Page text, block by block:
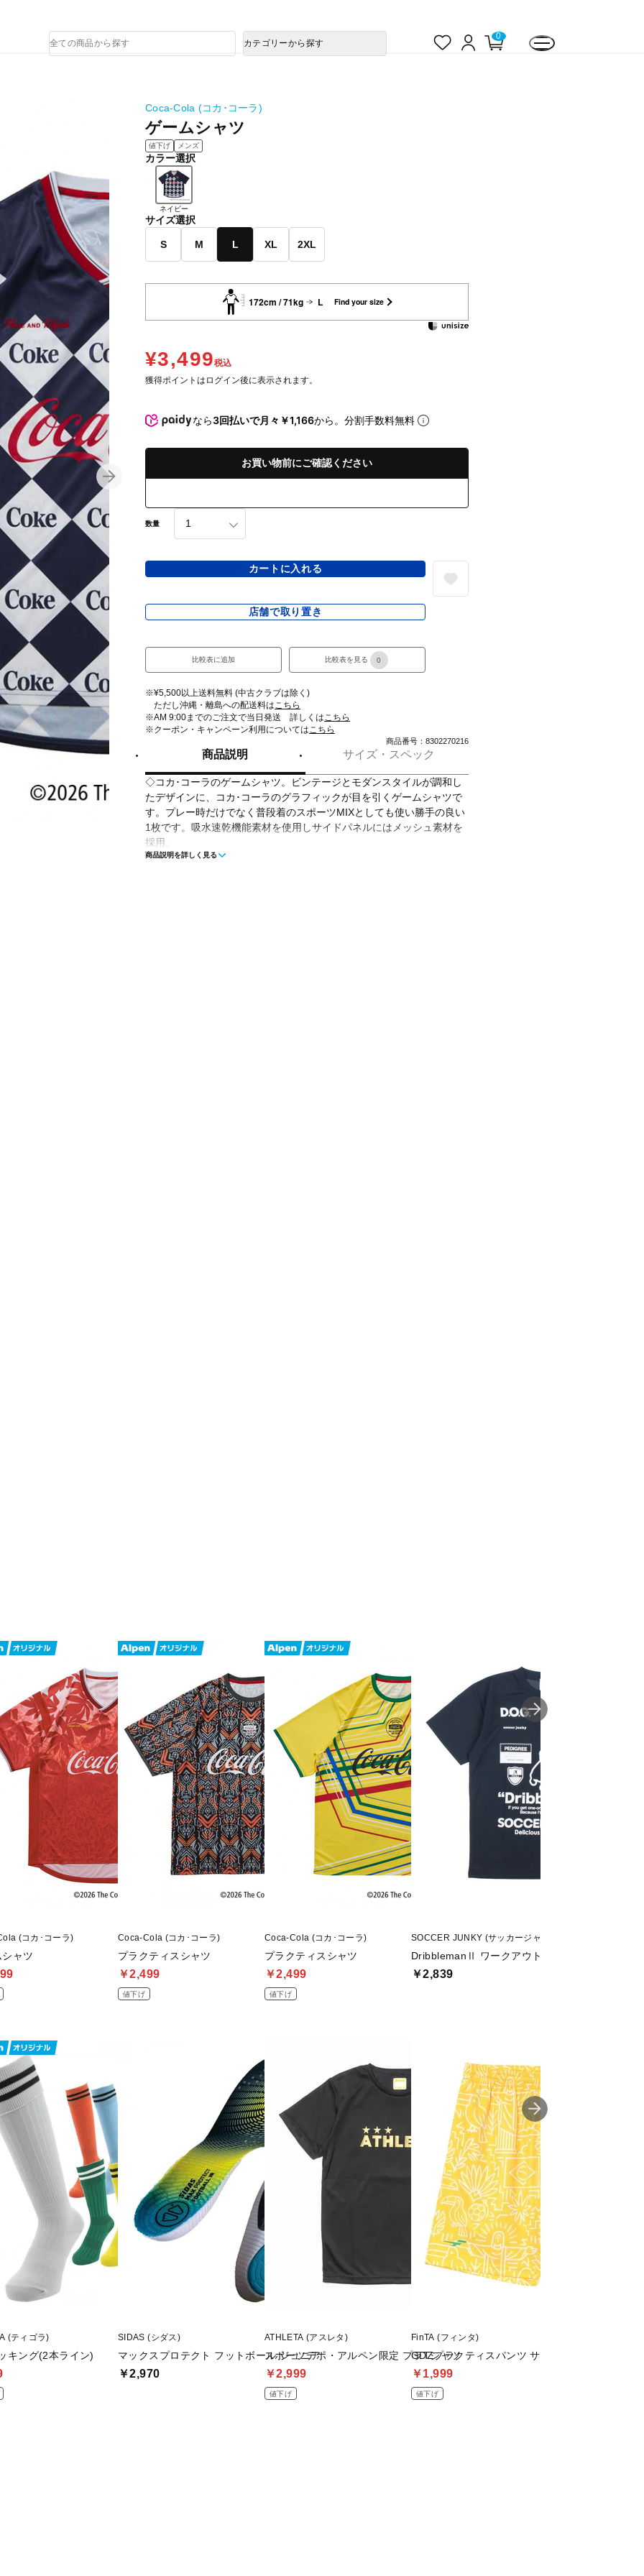
ロ
0
品
検
カテゴリーから探す
Coca-Cola (コカ･コーラ)
ゲームシャツ
値下げ メンズ
カラー選択
ネイビー
サイズ選択
S M L XL 2XL
172cm / 71kg L Find your size
¥3,499税込
獲得ポイントはログイン後に表示されます。
なら3回払いで月々￥1,166から。分割手数料無料
お買い物前にご確認ください
数量
カートに入れる
店舗で取り置き
比較表に追加 比較表を見る 0
※¥5,500以上送料無料 (中古クラブは除く)
ただし沖縄・離島への配送料はこちら
※AM 9:00までのご注文で当日発送 詳しくはこちら
※クーポン・キャンペーン利用についてはこちら
商品番号：8302270216
商品説明 サイズ・スペック
◇コカ･コーラのゲームシャツ。ビンテージとモダンスタイルが調和し
たデザインに、コカ･コーラのグラフィックが目を引くゲームシャツで
す。プレー時だけでなく普段着のスポーツMIXとしても使い勝手の良い
1枚です。吸水速乾機能素材を使用しサイドパネルにはメッシュ素材を
採用。
商品説明を詳しく見る
(コカ･コーラ)
ャツ
Coca-Cola (コカ･コーラ)
プラクティスシャツ
￥2,499
値下げ
Coca-Cola (コカ･コーラ)
プラクティスシャツ
￥2,499
値下げ
SOCCER JUNKY (サッカージャンキー)
DribblemanⅡ ワークアウトTEE
￥2,839
(ティゴラ)
キング(2本ライン)
SIDAS (シダス)
マックスプロテクト フットボール ジュニア
￥2,970
ATHLETA (アスレタ)
スポーツデポ・アルペン限定 プラTシャツ
￥2,999
値下げ
FinTA (フィンタ)
GDZプラクティスパンツ サッカーフットサルウ
￥1,999
値下げ